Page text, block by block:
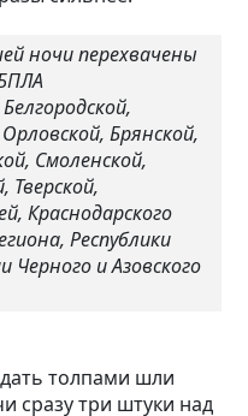
ночи перехвачены
Брянской,
Смоленской,
Тверской,
Краснодарского
Республики
и Азовского
толпами шли
сразу три штуки над